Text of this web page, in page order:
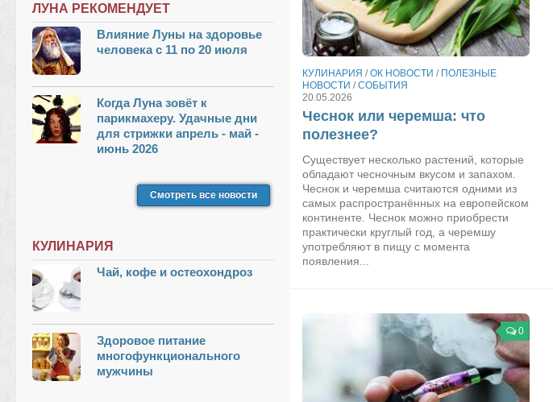
КУЛИНАРИЯ /ОК НОВОСТИ / ПОЛЕЗНЫЕ
НОВОСТИ /СОБЫТИЯ
20.05.2026
Чеснок или черемша: что
полезнее?
Существует несколько растений, которые
обладают чесночным вкусом и запахом.
Чеснок и черемша считаются одними из
самых распространённых на европейском
континенте. Чеснок можно приобрести
практически круглый год, а черемшу
употребляют в пищу с момента
появления...
0
ЛУНА РЕКОМЕНДУЕТ
Влияние Луны на здоровье
человека с 11 по 20 июля
Когда Луна зовёт к
парикмахеру. Удачные дни
для стрижки апрель - май -
июнь 2026
Смотреть все новости
КУЛИНАРИЯ
Чай, кофе и остеохондроз
Здоровое питание
многофункционального
мужчины